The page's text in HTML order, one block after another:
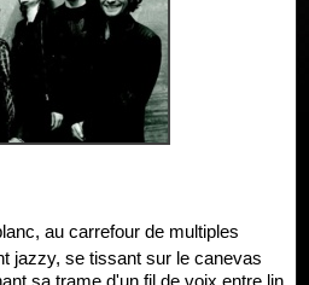
au carrefour de multiples
jazzy, se tissant sur le canevas
sa trame d'un fil de voix entre lin